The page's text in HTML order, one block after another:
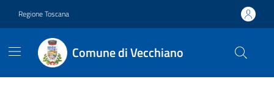
Regione Toscana
Comune di Vecchiano